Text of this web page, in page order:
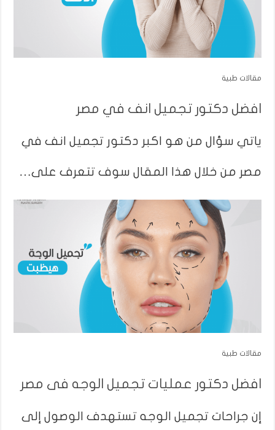
مقالات طبية
افضل دكتور تجميل انف في مصر
ياتي سؤال من هو اكبر دكتور تجميل انف في
مصر من خلال هذا المقال سوف تتعرف على…
مقالات طبية
افضل دكتور عمليات تجميل الوجه فى مصر
إن جراحات تجميل الوجه تستهدف الوصول إلى